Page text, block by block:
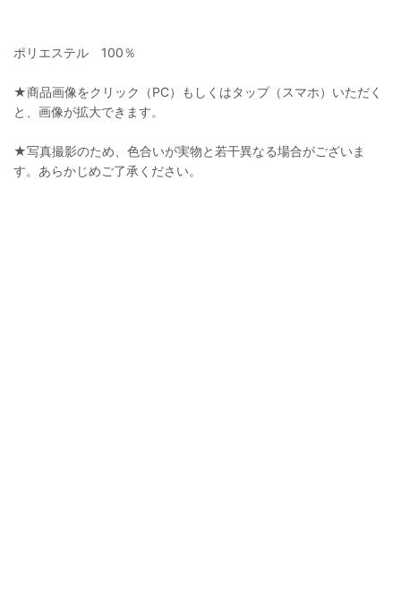
ポリエステル 100％
★商品画像をクリック（PC）もしくはタップ（スマホ）いただく
と、画像が拡大できます。
★写真撮影のため、色合いが実物と若干異なる場合がございま
す。あらかじめご了承ください。